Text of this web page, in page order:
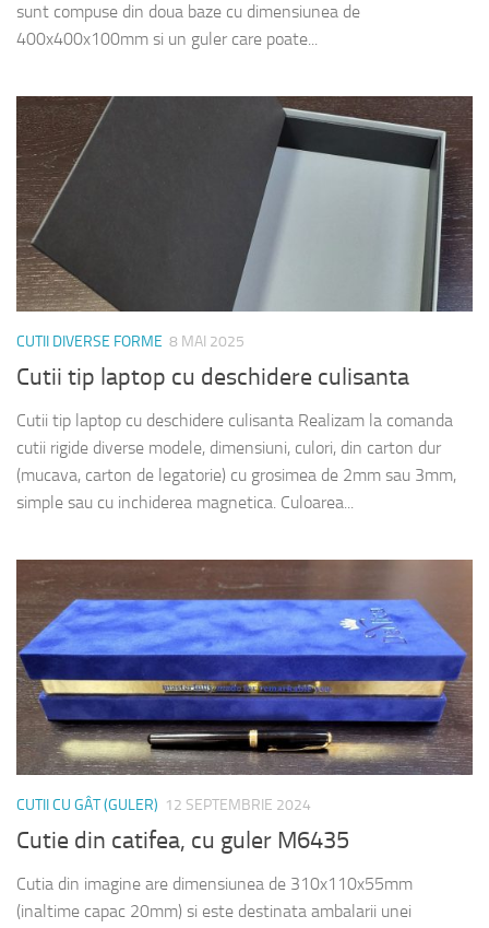
sunt compuse din doua baze cu dimensiunea de
400x400x100mm si un guler care poate...
CUTII DIVERSE FORME 8 MAI 2025
Cutii tip laptop cu deschidere culisanta
Cutii tip laptop cu deschidere culisanta Realizam la comanda
cutii rigide diverse modele, dimensiuni, culori, din carton dur
(mucava, carton de legatorie) cu grosimea de 2mm sau 3mm,
simple sau cu inchiderea magnetica. Culoarea...
CUTII CU GÂT (GULER) 12 SEPTEMBRIE 2024
Cutie din catifea, cu guler M6435
Cutia din imagine are dimensiunea de 310x110x55mm
(inaltime capac 20mm) si este destinata ambalarii unei